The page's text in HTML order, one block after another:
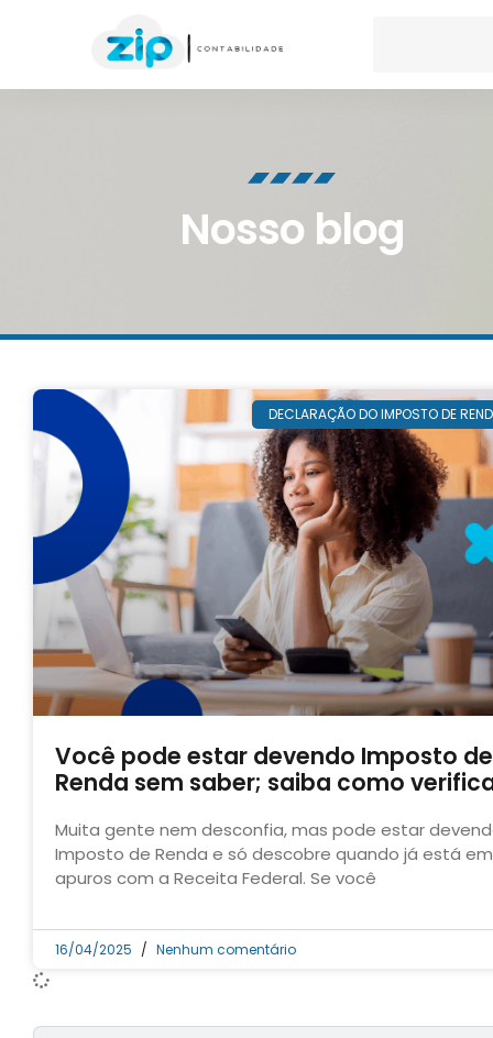
Nosso blog
DECLARAÇÃO DO IMPOSTO DE
Você pode estar devendo Imposto de
Renda sem saber; saiba como
Muita gente nem desconfia, mas pode estar
Imposto de Renda e só descobre quando já está em
apuros com a Receita Federal. Se você
16/04/2025 Nenhum comentário